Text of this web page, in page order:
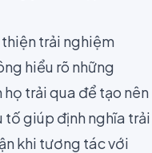
trải nghiệm
hiểu rõ những
trải qua để tạo nên
tố giúp định nghĩa trải
khi tương tác với